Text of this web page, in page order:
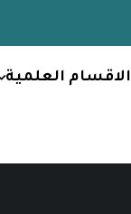
الاقسام العلمية